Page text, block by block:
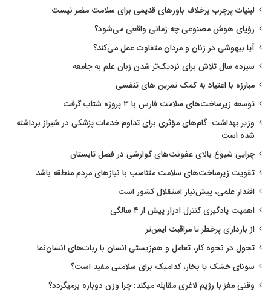
لبنیات پرچرب برخلاف باورهای قدیمی برای سلامت مضر نیست
رؤیای هوش مصنوعی چه زمانی واقعی می‌شود؟
آیا بیهوشی در زنان و مردان متفاوت عمل می‌کند؟
سیزده سال تلاش برای نزدیک‌تر شدن زبان علم به جامعه
مبارزه با اعتیاد به کمک تمرین های تنفسی
توسعه زیرساخت‌های سلامت فارس با ۳ پروژه شتاب گرفت
وزیر بهداشت: گام‌های مؤثری برای تداوم خدمات پزشکی در شیراز برداشته
شده است
چرایی شیوع بالای عفونت‌های گوارشی در فصل تابستان
تقویت زیرساخت‌های سلامت متناسب با نیازهای مردم منطقه باشد
اقتدار علمی، پیش‌نیاز استقلال کشور است
اهمیت یادگیری کنترل ادرار پیش از ۴ سالگی
از بارداری پرخطر تا مراقبت ایمن‌تر
تحول در نحوه کار، تعامل و هم‌زیستی انسان با ربات‌های انسان‌نما
سونای خشک یا بخار، کدامیک برای سلامتی مفید است؟
وقتی مغز با رژیم لاغری مقابله میکند: چرا وزن دوباره برمیگردد؟